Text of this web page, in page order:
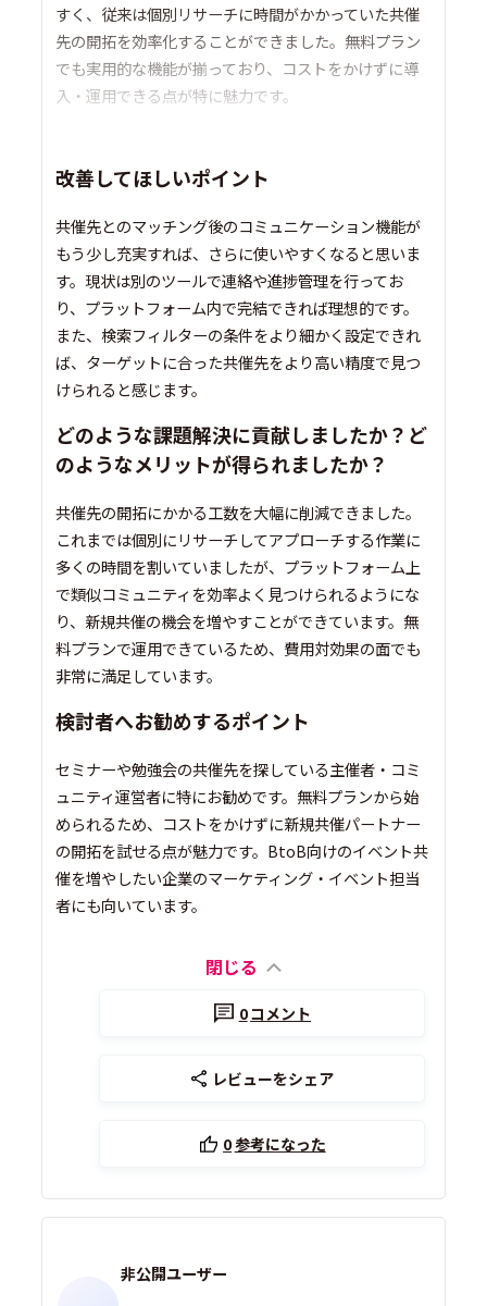
すく、従来は個別リサーチに時間がかかっていた共催
先の開拓を効率化することができました。無料プラン
でも実用的な機能が揃っており、コストをかけずに導
入・運用できる点が特に魅力です。
改善してほしいポイント
共催先とのマッチング後のコミュニケーション機能が
もう少し充実すれば、さらに使いやすくなると思いま
す。現状は別のツールで連絡や進捗管理を行ってお
り、プラットフォーム内で完結できれば理想的です。
また、検索フィルターの条件をより細かく設定できれ
ば、ターゲットに合った共催先をより高い精度で見つ
けられると感じます。
どのような課題解決に貢献しましたか？ど
のようなメリットが得られましたか？
共催先の開拓にかかる工数を大幅に削減できました。
これまでは個別にリサーチしてアプローチする作業に
多くの時間を割いていましたが、プラットフォーム上
で類似コミュニティを効率よく見つけられるようにな
り、新規共催の機会を増やすことができています。無
料プランで運用できているため、費用対効果の面でも
非常に満足しています。
検討者へお勧めするポイント
セミナーや勉強会の共催先を探している主催者・コミ
ュニティ運営者に特にお勧めです。無料プランから始
められるため、コストをかけずに新規共催パートナー
の開拓を試せる点が魅力です。BtoB向けのイベント共
催を増やしたい企業のマーケティング・イベント担当
者にも向いています。
閉じる
0コメント
レビューをシェア
0参考になった
非公開ユーザー